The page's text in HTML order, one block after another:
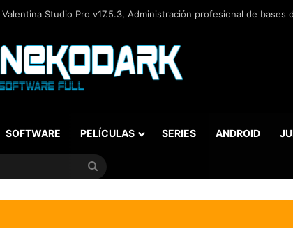
SQLite Expert Professional v5.5.42.658, Administra bases de
SOFTWARE PELÍCULAS SERIES ANDROID
Buscar